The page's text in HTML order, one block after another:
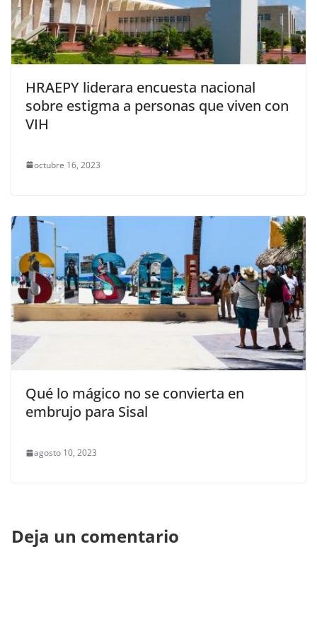
HRAEPY liderara encuesta nacional
sobre estigma a personas que viven con
VIH
octubre 16, 2023
Qué lo mágico no se convierta en
embrujo para Sisal
agosto 10, 2023
Deja un comentario